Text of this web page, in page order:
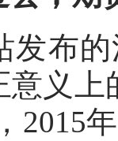
发布
义上
2015